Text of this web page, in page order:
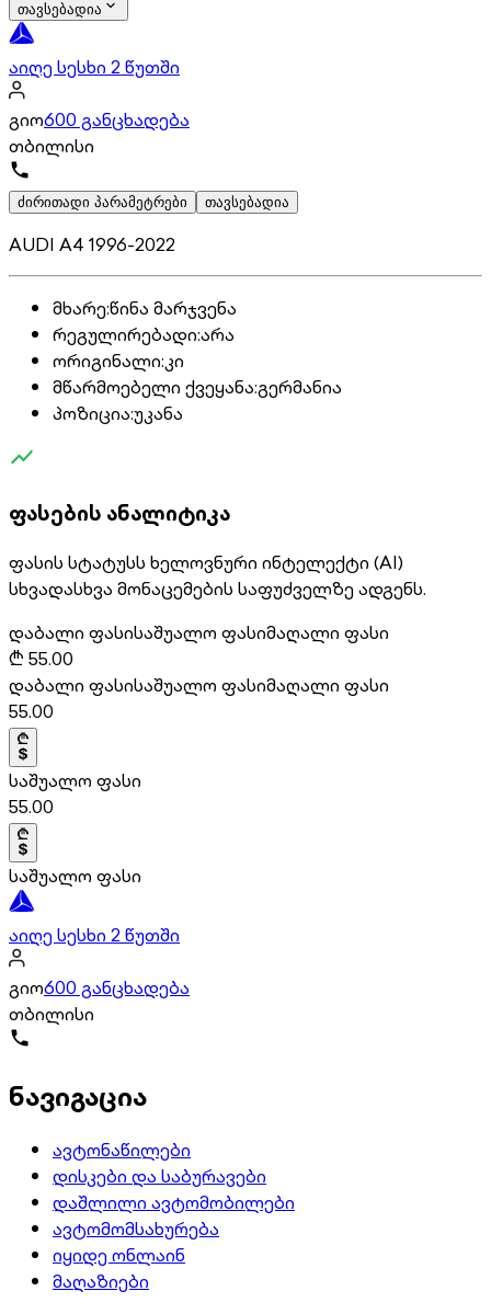
თავსებადია
აიღე სესხი 2 წუთში
გიო600 განცხადება
თბილისი
ძირითადი პარამეტრები თავსებადია
AUDI A4 1996-2022
მხარე:წინა მარჯვენა
რეგულირებადი:არა
ორიგინალი:კი
მწარმოებელი ქვეყანა:გერმანია
პოზიცია:უკანა
ფასების ანალიტიკა
ფასის სტატუსს ხელოვნური ინტელექტი (AI)
სხვადასხვა მონაცემების საფუძველზე ადგენს.
დაბალი ფასისაშუალო ფასიმაღალი ფასი
₾ 55.00
დაბალი ფასისაშუალო ფასიმაღალი ფასი
55.00
საშუალო ფასი
55.00
საშუალო ფასი
აიღე სესხი 2 წუთში
გიო600 განცხადება
თბილისი
ნავიგაცია
ავტონაწილები
დისკები და საბურავები
დაშლილი ავტომობილები
ავტომომსახურება
იყიდე ონლაინ
მაღაზიები